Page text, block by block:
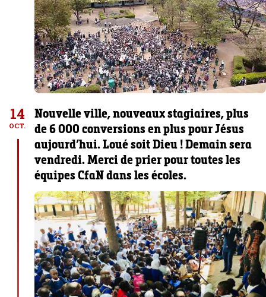
14
OCT.
Nouvelle ville, nouveaux stagiaires, plus
de 6 000 conversions en plus pour Jésus
aujourd’hui. Loué soit Dieu ! Demain sera
vendredi. Merci de prier pour toutes les
équipes CfaN dans les écoles.